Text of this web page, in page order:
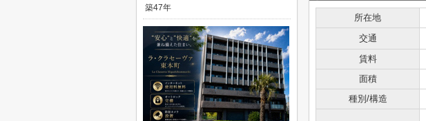
所在地
交通
賃料
面積
種別/構造
築47年